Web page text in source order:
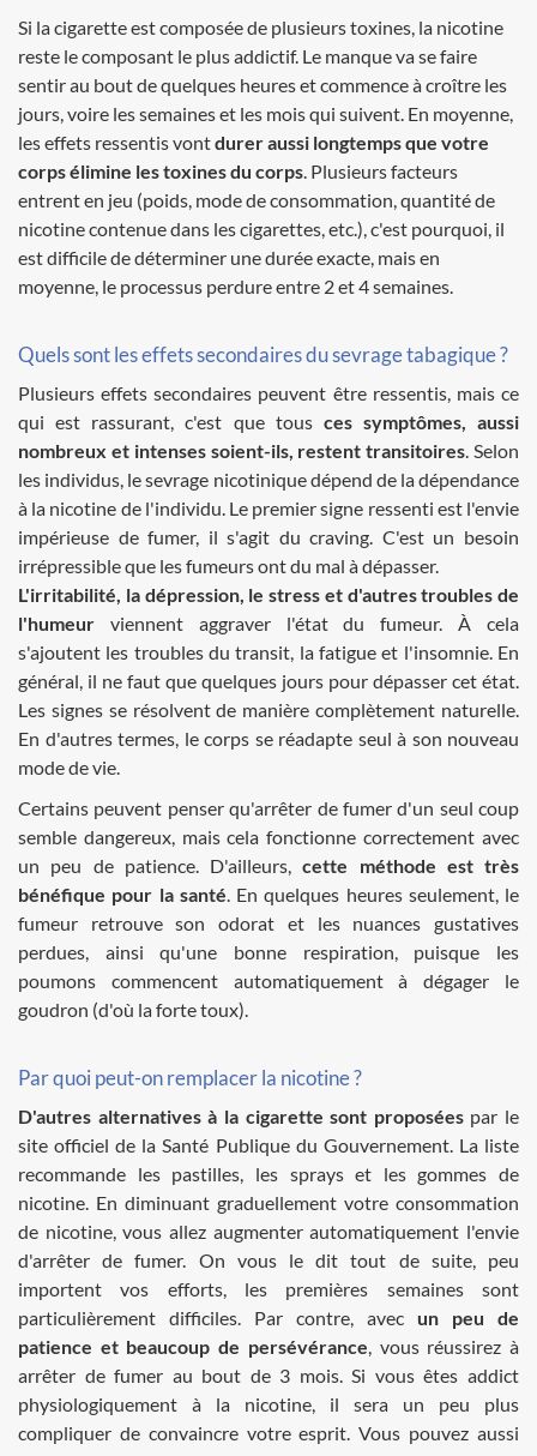
Si la cigarette est composée de plusieurs toxines, la nicotine
reste le composant le plus addictif. Le manque va se faire
sentir au bout de quelques heures et commence à croître les
jours, voire les semaines et les mois qui suivent. En moyenne,
les effets ressentis vontdurer aussi longtemps que votre
corps élimine les toxines du corps. Plusieurs facteurs
entrent en jeu (poids, mode de consommation, quantité de
nicotine contenue dans les cigarettes, etc.), c'est pourquoi, il
est difficile de déterminer une durée exacte, mais en
moyenne, le processus perdure entre 2 et 4 semaines.
Quels sont les effets secondaires du sevrage tabagique ?
Plusieurs effets secondaires peuvent être ressentis, mais ce
qui est rassurant, c'est que tous ces symptômes, aussi
nombreux et intenses soient-ils, restent transitoires. Selon
les individus, le sevrage nicotinique dépend de la dépendance
à la nicotine de l'individu. Le premier signe ressenti est l'envie
impérieuse de fumer, il s'agit du craving. C'est un besoin
irrépressible que les fumeurs ont du mal à dépasser.
L'irritabilité, la dépression, le stress et d'autres troubles de
l'humeur viennent aggraver l'état du fumeur. À cela
s'ajoutent les troubles du transit, la fatigue et l'insomnie. En
général, il ne faut que quelques jours pour dépasser cet état.
Les signes se résolvent de manière complètement naturelle.
En d'autres termes, le corps se réadapte seul à son nouveau
mode de vie.
Certains peuvent penser qu'arrêter de fumer d'un seul coup
semble dangereux, mais cela fonctionne correctement avec
un peu de patience. D'ailleurs,cette méthode est très
bénéfique pour la santé. En quelques heures seulement, le
fumeur retrouve son odorat et les nuances gustatives
perdues, ainsi qu'une bonne respiration, puisque les
poumons commencent automatiquement à dégager le
goudron (d'où la forte toux).
Par quoi peut-on remplacer la nicotine ?
D'autres alternatives à la cigarette sont proposéespar le
site officiel de la Santé Publique du Gouvernement. La liste
recommande les pastilles, les sprays et les gommes de
nicotine. En diminuant graduellement votre consommation
de nicotine, vous allez augmenter automatiquement l'envie
d'arrêter de fumer. On vous le dit tout de suite, peu
importent vos efforts, les premières semaines sont
particulièrement difficiles. Par contre, avec un peu de
patience et beaucoup de persévérance, vous réussirez à
arrêter de fumer au bout de 3 mois. Si vous êtes addict
physiologiquement à la nicotine, il sera un peu plus
compliquer de convaincre votre esprit. Vous pouvez aussi